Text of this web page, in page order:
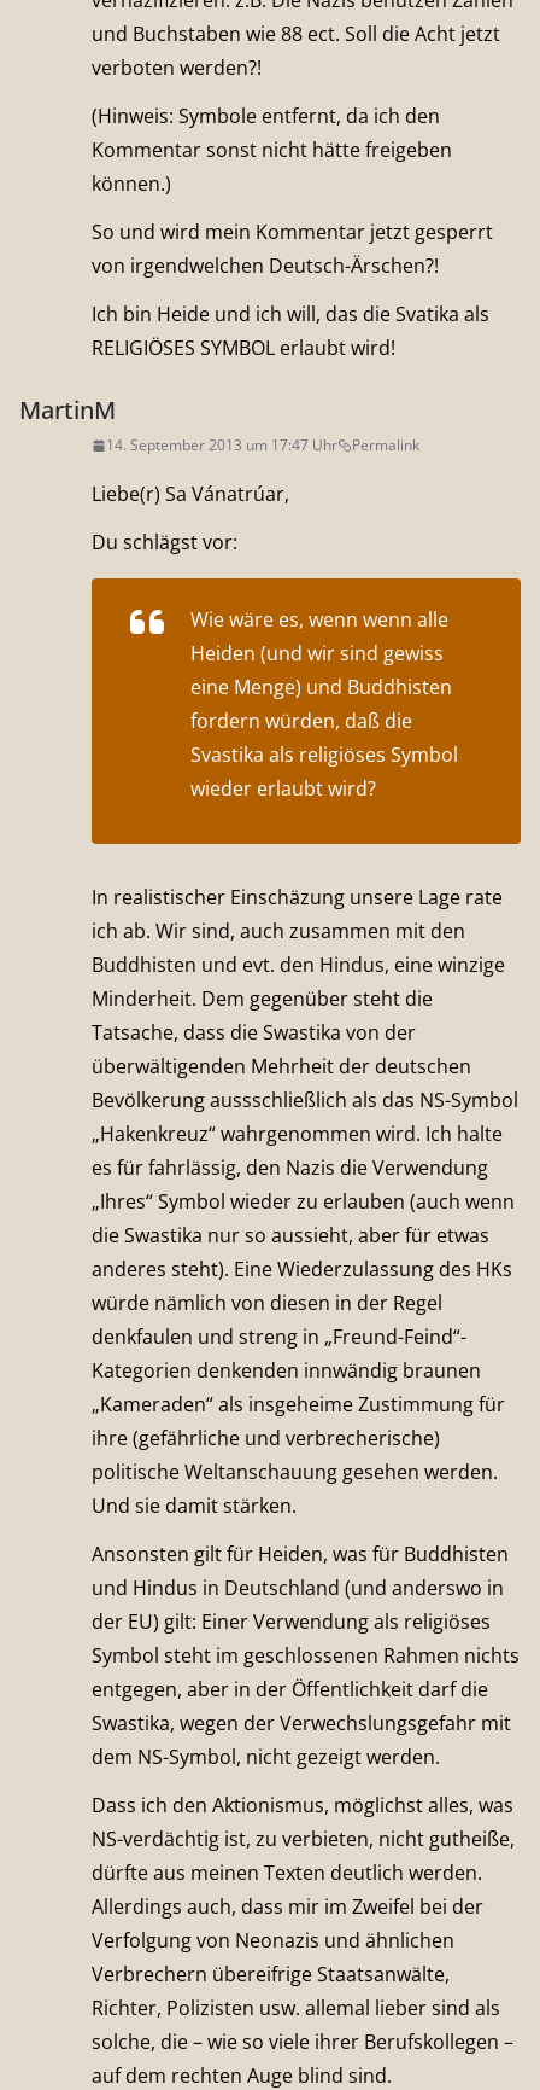
und Buchstaben wie 88 ect. Soll die Acht jetzt
verboten werden?!
(Hinweis: Symbole entfernt, da ich den
Kommentar sonst nicht hätte freigeben
können.)
So und wird mein Kommentar jetzt gesperrt
von irgendwelchen Deutsch-Ärschen?!
Ich bin Heide und ich will, das die Svatika als
RELIGIÖSES SYMBOL erlaubt wird!
MartinM
14. September 2013 um 17:47 Uhr Permalink
Liebe(r) Sa Vánatrúar,
Du schlägst vor:
Wie wäre es, wenn wenn alle
Heiden (und wir sind gewiss
eine Menge) und Buddhisten
fordern würden, daß die
Svastika als religiöses Symbol
wieder erlaubt wird?
In realistischer Einschäzung unsere Lage rate
ich ab. Wir sind, auch zusammen mit den
Buddhisten und evt. den Hindus, eine winzige
Minderheit. Dem gegenüber steht die
Tatsache, dass die Swastika von der
überwältigenden Mehrheit der deutschen
Bevölkerung aussschließlich als das NS-Symbol
„Hakenkreuz“ wahrgenommen wird. Ich halte
es für fahrlässig, den Nazis die Verwendung
„Ihres“ Symbol wieder zu erlauben (auch wenn
die Swastika nur so aussieht, aber für etwas
anderes steht). Eine Wiederzulassung des HKs
würde nämlich von diesen in der Regel
denkfaulen und streng in „Freund-Feind“-
Kategorien denkenden innwändig braunen
„Kameraden“ als insgeheime Zustimmung für
ihre (gefährliche und verbrecherische)
politische Weltanschauung gesehen werden.
Und sie damit stärken.
Ansonsten gilt für Heiden, was für Buddhisten
und Hindus in Deutschland (und anderswo in
der EU) gilt: Einer Verwendung als religiöses
Symbol steht im geschlossenen Rahmen nichts
entgegen, aber in der Öffentlichkeit darf die
Swastika, wegen der Verwechslungsgefahr mit
dem NS-Symbol, nicht gezeigt werden.
Dass ich den Aktionismus, möglichst alles, was
NS-verdächtig ist, zu verbieten, nicht gutheiße,
dürfte aus meinen Texten deutlich werden.
Allerdings auch, dass mir im Zweifel bei der
Verfolgung von Neonazis und ähnlichen
Verbrechern übereifrige Staatsanwälte,
Richter, Polizisten usw. allemal lieber sind als
solche, die – wie so viele ihrer Berufskollegen –
auf dem rechten Auge blind sind.